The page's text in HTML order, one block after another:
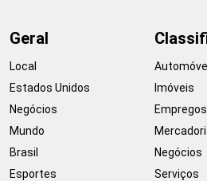
Geral
Local
Estados Unidos
Negócios
Mundo
Brasil
Esportes
Imóveis
Empregos
Negócios
Serviços